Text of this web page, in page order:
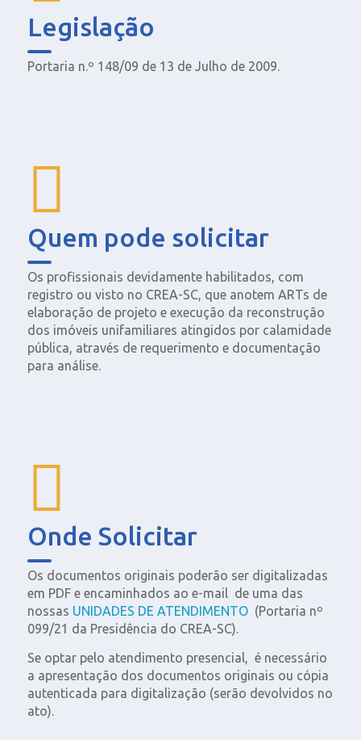
Legislação
Portaria n.º 148/09 de 13 de Julho de 2009.
Quem pode solicitar
Os profissionais devidamente habilitados, com
registro ou visto no CREA-SC, que anotem ARTs de
elaboração de projeto e execução da reconstrução
dos imóveis unifamiliares atingidos por calamidade
pública, através de requerimento e documentação
para análise.
Onde Solicitar
Os documentos originais poderão ser digitalizadas
em PDF e encaminhados ao e-mail de uma das
nossas UNIDADES DE ATENDIMENTO(Portaria nº
099/21 da Presidência do CREA-SC).
Se optar pelo atendimento presencial, é necessário
a apresentação dos documentos originais ou cópia
autenticada para digitalização (serão devolvidos no
ato).